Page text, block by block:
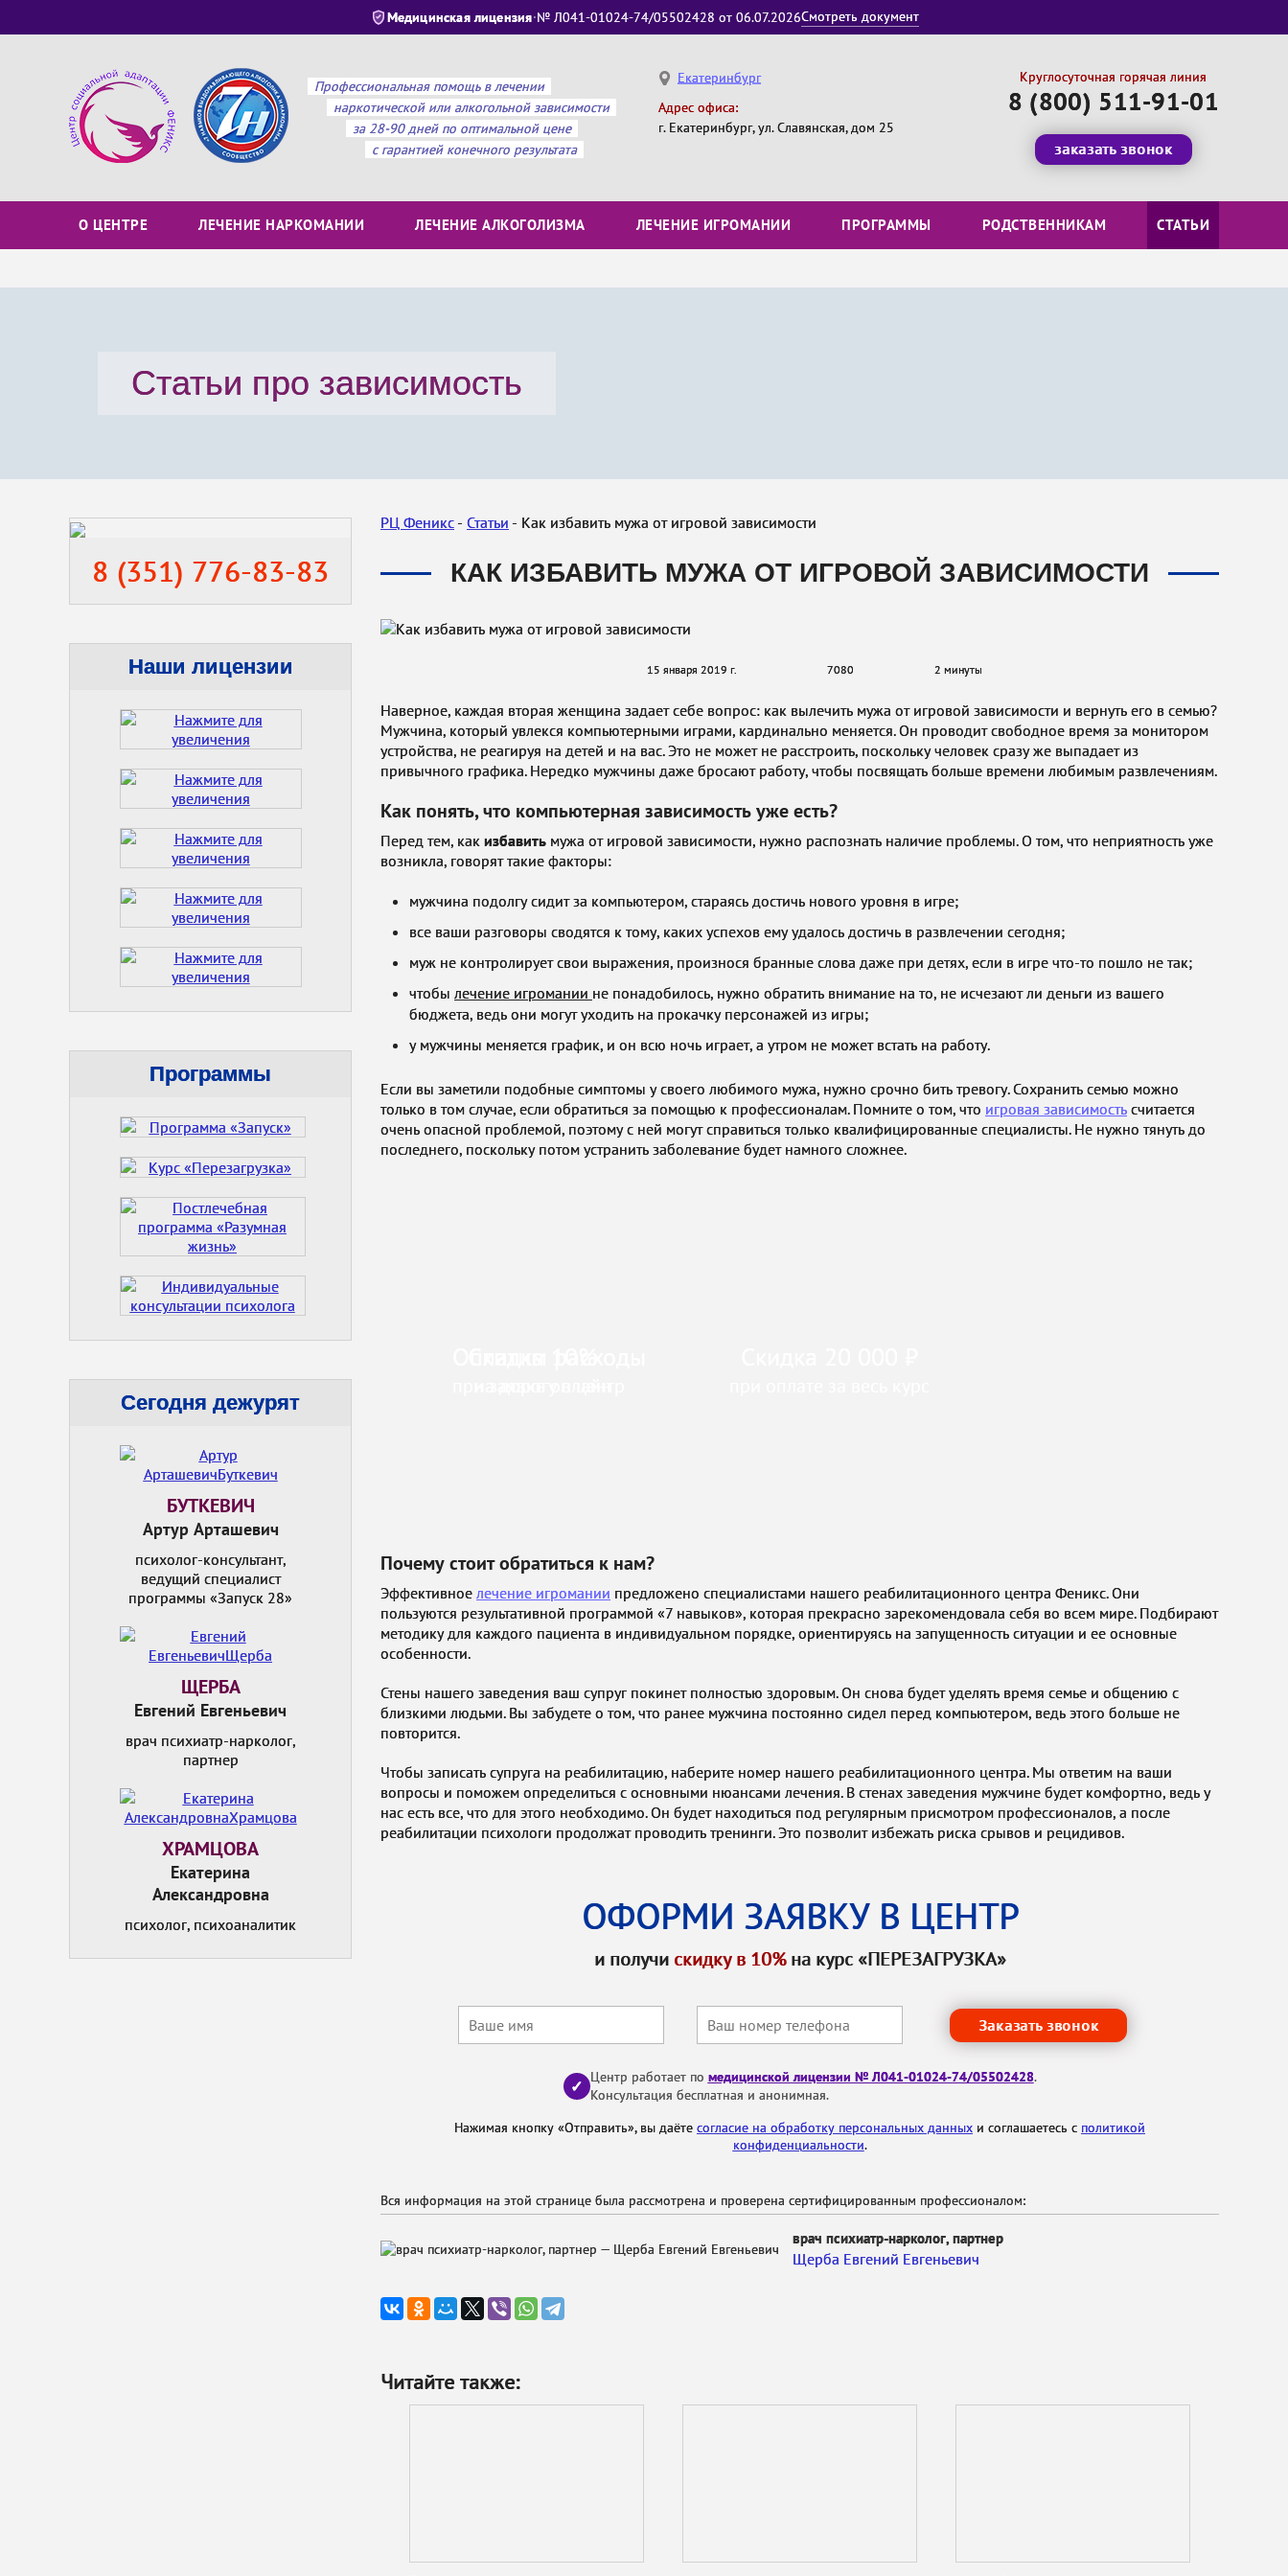
Медицинская лицензия·№ Л041-01024-74/05502428 от 06.07.2026Смотреть документ
Профессиональная помощь в лечении
наркотической или алкогольной зависимости
за 28-90 дней по оптимальной цене
с гарантией конечного результата
Екатеринбург
Адрес офиса:
г. Екатеринбург, ул. Славянская, дом 25
Круглосуточная горячая линия
8 (800) 511-91-01
заказать звонок
О ЦЕНТРЕ ЛЕЧЕНИЕ НАРКОМАНИИ ЛЕЧЕНИЕ АЛКОГОЛИЗМА ЛЕЧЕНИЕ ИГРОМАНИИ ПРОГРАММЫ РОДСТВЕННИКАМ СТАТЬИ
Статьи про зависимость
8 (351) 776-83-83
Наши лицензии
Программы
Сегодня дежурят
БУТКЕВИЧ
Артур Арташевич
психолог-консультант,
ведущий специалист
программы «Запуск 28»
ЩЕРБА
Евгений Евгеньевич
врач психиатр-нарколог,
партнер
ХРАМЦОВА
Екатерина
Александровна
психолог, психоаналитик
РЦ Феникс Статьи Как избавить мужа от игровой зависимости
КАК ИЗБАВИТЬ МУЖА ОТ ИГРОВОЙ ЗАВИСИМОСТИ
15 января 2019 г. 7080 2 минуты
Наверное, каждая вторая женщина задает себе вопрос: как вылечить мужа от игровой зависимости и вернуть его в семью?
Мужчина, который увлекся компьютерными играми, кардинально меняется. Он проводит свободное время за монитором
устройства, не реагируя на детей и на вас. Это не может не расстроить, поскольку человек сразу же выпадает из
привычного графика. Нередко мужчины даже бросают работу, чтобы посвящать больше времени любимым развлечениям.
Как понять, что компьютерная зависимость уже есть?
Перед тем, как избавить мужа от игровой зависимости, нужно распознать наличие проблемы. О том, что неприятность уже
возникла, говорят такие факторы:
мужчина подолгу сидит за компьютером, стараясь достичь нового уровня в игре;
все ваши разговоры сводятся к тому, каких успехов ему удалось достичь в развлечении сегодня;
муж не контролирует свои выражения, произнося бранные слова даже при детях, если в игре что-то пошло не так;
чтобы лечение игромании не понадобилось, нужно обратить внимание на то, не исчезают ли деньги из вашего
бюджета, ведь они могут уходить на прокачку персонажей из игры;
у мужчины меняется график, и он всю ночь играет, а утром не может встать на работу.
Если вы заметили подобные симптомы у своего любимого мужа, нужно срочно бить тревогу. Сохранить семью можно
только в том случае, если обратиться за помощью к профессионалам. Помните о том, что игровая зависимость считается
очень опасной проблемой, поэтому с ней могут справиться только квалифицированные специалисты. Не нужно тянуть до
последнего, поскольку потом устранить заболевание будет намного сложнее.
Почему стоит обратиться к нам?
Эффективное лечение игромании предложено специалистами нашего реабилитационного центра Феникс. Они
пользуются результативной программой «7 навыков», которая прекрасно зарекомендовала себя во всем мире. Подбирают
методику для каждого пациента в индивидуальном порядке, ориентируясь на запущенность ситуации и ее основные
особенности.
Стены нашего заведения ваш супруг покинет полностью здоровым. Он снова будет уделять время семье и общению с
близкими людьми. Вы забудете о том, что ранее мужчина постоянно сидел перед компьютером, ведь этого больше не
повторится.
Чтобы записать супруга на реабилитацию, наберите номер нашего реабилитационного центра. Мы ответим на ваши
вопросы и поможем определиться с основными нюансами лечения. В стенах заведения мужчине будет комфортно, ведь у
нас есть все, что для этого необходимо. Он будет находиться под регулярным присмотром профессионалов, а после
реабилитации психологи продолжат проводить тренинги. Это позволит избежать риска срывов и рецидивов.
ОФОРМИ ЗАЯВКУ В ЦЕНТР
и получи скидку в 10%на курс «ПЕРЕЗАГРУЗКА»
Заказать звонок
✓ Центр работает по медицинской лицензии № Л041-01024-74/05502428.
Консультация бесплатная и анонимная.
Нажимая кнопку «Отправить», вы даёте согласие на обработку персональных данных и соглашаетесь с политикой
конфиденциальности.
Вся информация на этой странице была рассмотрена и проверена сертифицированным профессионалом:
врач психиатр-нарколог, партнер
Щерба Евгений Евгеньевич
Читайте также: